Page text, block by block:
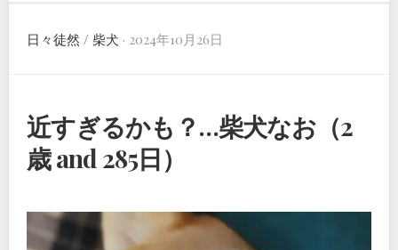
日々徒然 / 柴犬 · 2024年10月26日
近すぎるかも？…柴犬なお（2
歳 and 285日）